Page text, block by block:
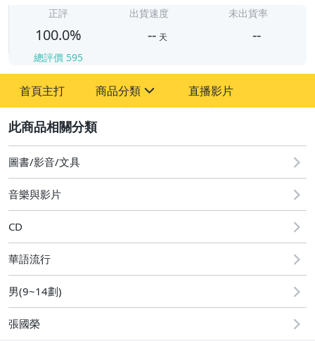
正評
100.0%
總評價 595
出貨速度
-- 天
未出貨率
--
首頁主打 商品分類
圖書/影音/文具
古董、藝術與礦石
電玩遊戲與主機
直播影片
圖書/影音/文具
音樂與影片
CD
華語流行
男(9~14劃)
張國榮